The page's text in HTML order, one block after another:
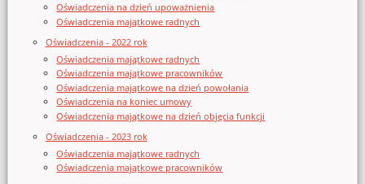
Oświadczenia na dzień upoważnienia
Oświadczenia majątkowe radnych
Oświadczenia - 2022 rok
Oświadczenia majątkowe radnych
Oświadczenia majątkowe pracowników
Oświadczenia majątkowe na dzień powołania
Oświadczenia na koniec umowy
Oświadczenia majątkowe na dzień objęcia funkcji
Oświadczenia - 2023 rok
Oświadczenia majątkowe radnych
Oświadczenia majątkowe pracowników